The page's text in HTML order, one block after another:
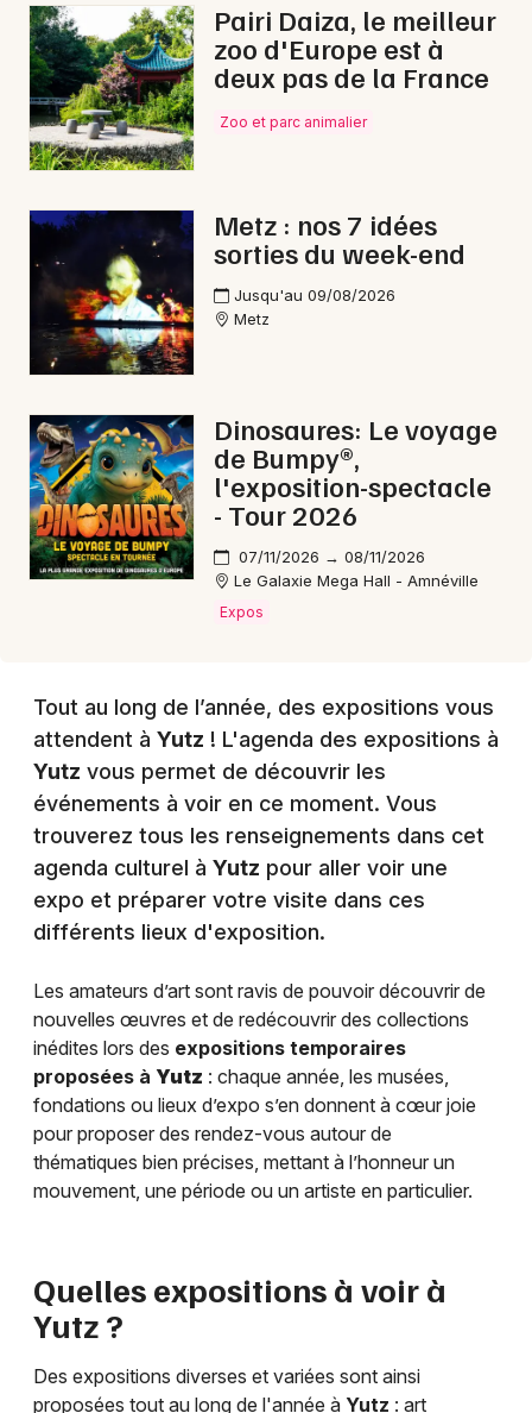
Artistes en tournée
Actus à Thionville
Magazine à Thionville
57 - Moselle
Choisir mes départements
Mon email
Pairi Daiza, le meilleur
zoo d'Europe est à
deux pas de la France
Zoo et parc animalier
Metz : nos 7 idées
sorties du week-end
Jusqu'au 09/08/2026
Metz
Dinosaures: Le voyage
de Bumpy®,
l'exposition-spectacle
- Tour 2026
07/11/2026 → 08/11/2026
Le Galaxie Mega Hall - Amnéville
Expos
Tout au long de l’année, des expositions vous
attendent à Yutz ! L'agenda des expositions à
Yutz vous permet de découvrir les
événements à voir en ce moment. Vous
trouverez tous les renseignements dans cet
agenda culturel à Yutz pour aller voir une
expo et préparer votre visite dans ces
différents lieux d'exposition.
Les amateurs d’art sont ravis de pouvoir découvrir de
nouvelles œuvres et de redécouvrir des collections
inédites lors des expositions temporaires
proposées à Yutz : chaque année, les musées,
fondations ou lieux d’expo s’en donnent à cœur joie
pour proposer des rendez-vous autour de
thématiques bien précises, mettant à l’honneur un
mouvement, une période ou un artiste en particulier.
Quelles expositions à voir à
Yutz ?
Des expositions diverses et variées sont ainsi
proposées tout au long de l'année à Yutz : art